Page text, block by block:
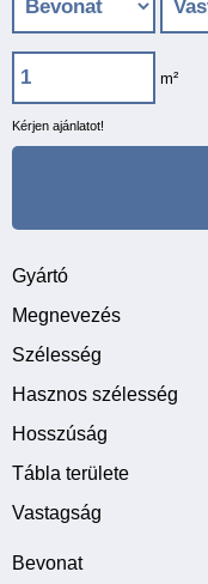
m²
Kérjen ajánlatot!
Gyártó
Megnevezés
Szélesség
Hasznos szélesség
Hosszúság
Tábla területe
Vastagság
Bevonat